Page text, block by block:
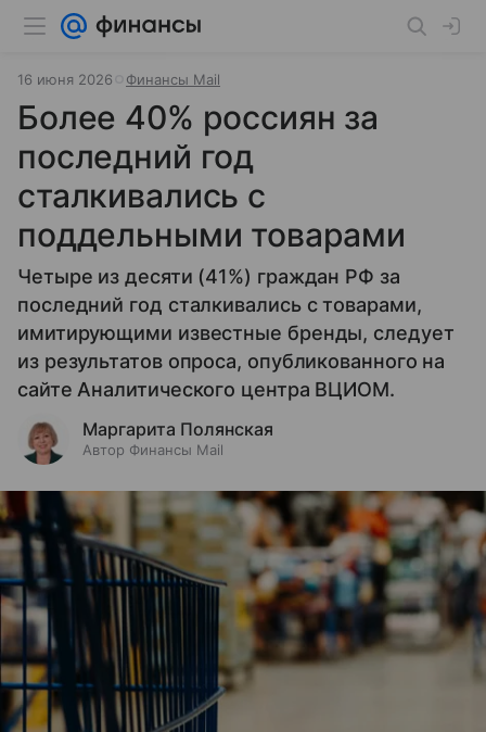
16 июня 2026 Финансы Mail
Более 40% россиян за
последний год
сталкивались с
поддельными товарами
Четыре из десяти (41%) граждан РФ за
последний год сталкивались с товарами,
имитирующими известные бренды, следует
из результатов опроса, опубликованного на
сайте Аналитического центра ВЦИОМ.
Маргарита Полянская
Автор Финансы Mail